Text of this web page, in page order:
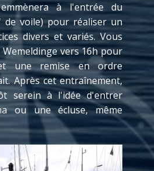
à l'entrée du
de voile) pour réaliser un
divers et variés. Vous
vers 16h pour
une remise en ordre
Après cet entraînement,
serein à l'idée d'entrer
ou une écluse, même